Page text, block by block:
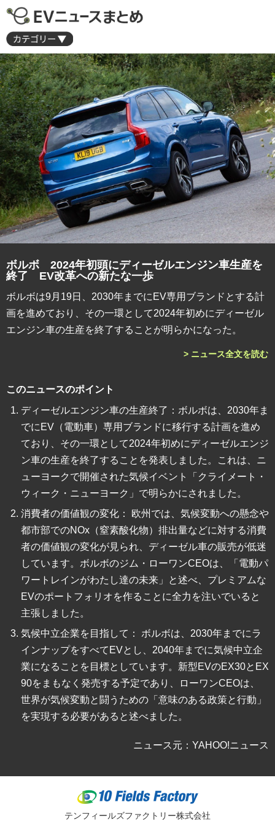
ボルボ 2024年初頭にディーゼルエンジン車生産を
終了 EV改革への新たな一歩
ボルボは9月19日、2030年までにEV専用ブランドとする計
画を進めており、その一環として2024年初めにディーゼル
エンジン車の生産を終了することが明らかになった。
> ニュース全文を読む
このニュースのポイント
ディーゼルエンジン車の生産終了：ボルボは、2030年ま
でにEV（電動車）専用ブランドに移行する計画を進め
ており、その一環として2024年初めにディーゼルエンジ
ン車の生産を終了することを発表しました。これは、ニ
ューヨークで開催された気候イベント「クライメート・
ウィーク・ニューヨーク」で明らかにされました。
消費者の価値観の変化： 欧州では、気候変動への懸念や
都市部でのNOx（窒素酸化物）排出量などに対する消費
者の価値観の変化が見られ、ディーゼル車の販売が低迷
しています。ボルボのジム・ローワンCEOは、「電動パ
ワートレインがわたし達の未来」と述べ、プレミアムな
EVのポートフォリオを作ることに全力を注いでいると
主張しました。
気候中立企業を目指して： ボルボは、2030年までにラ
インナップをすべてEVとし、2040年までに気候中立企
業になることを目標としています。新型EVのEX30とEX
90をまもなく発売する予定であり、ローワンCEOは、
世界が気候変動と闘うための「意味のある政策と行動」
を実現する必要があると述べました。
ニュース元：YAHOO!ニュース
テンフィールズファクトリー株式会社